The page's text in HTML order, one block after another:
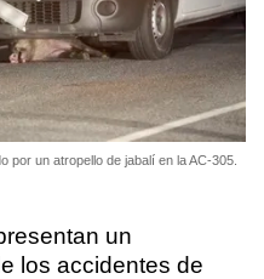
por un atropello de jabalí en la AC-305.
un
los accidentes de